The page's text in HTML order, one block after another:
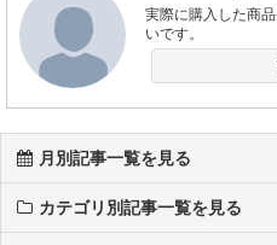
実際に購入した商
いです。
月別記事一覧を見る
カテゴリ別記事一覧を見る